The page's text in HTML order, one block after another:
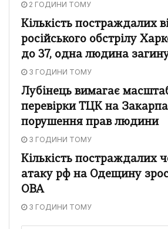
2 ГОДИНИ ТОМУ
Кількість постраждалих
російського обстрілу
до 37, одна людина
3 ГОДИНИ ТОМУ
Лубінець вимагає
перевірки ТЦК на
порушення прав людини
3 ГОДИНИ ТОМУ
Кількість постраждалих
атаку рф на Одещину
ОВА
3 ГОДИНИ ТОМУ